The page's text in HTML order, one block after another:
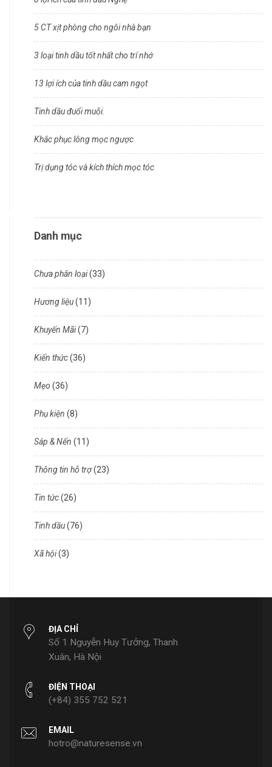
5 CT xịt phòng cho ngôi nhà bạn
3 loại tinh dầu tốt nhất cho trí nhớ
13 lợi ích của tinh dầu cam ngọt
Tinh dầu đuổi muỗi.
Khắc phục lông mọc ngược
Trị dụng tóc và kích thích mọc tóc
Danh mục
Chưa phân loại(33)
Hương liệu(11)
Khuyến Mãi(7)
Kiến thức(36)
Mẹo (36)
Phụ kiện (8)
Sáp & Nến (11)
Thông tin hỗ trợ(23)
Tin tức(26)
Tinh dầu(76)
Xã hội(3)
ĐỊA CHỈ
Số 1 Nguyễn Huy Tưởng, Thanh
Xuân, Hà Nội
ĐIỆN THOẠI
(+84) 355 752 521‬
EMAIL
hotro@naturesense.vn